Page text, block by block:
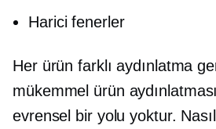
Harici fenerler
Her ürün farklı aydınlatma
mükemmel ürün
evrensel bir yolu yoktur.